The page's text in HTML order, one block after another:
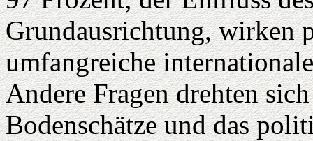
Grundausrichtung, wirken
umfangreiche
Andere Fragen drehten
Bodenschätze und das